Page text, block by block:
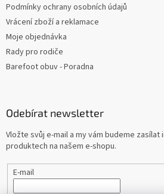
Podmínky ochrany osobních údajů
Vrácení zboží a reklamace
Moje objednávka
Rady pro rodiče
Barefoot obuv - Poradna
Odebírat newsletter
Vložte svůj e-mail a my vám budeme zasílat
produktech na našem e-shopu.
E-mail